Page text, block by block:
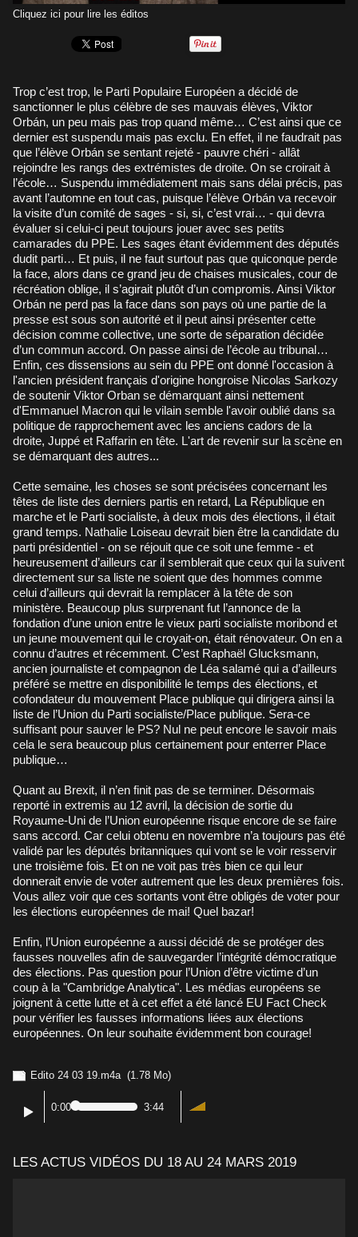
Cliquez ici pour lire les éditos
Trop c’est trop, le Parti Populaire Européen a décidé de
sanctionner le plus célèbre de ses mauvais élèves, Viktor
Orbán, un peu mais pas trop quand même… C’est ainsi que ce
dernier est suspendu mais pas exclu. En effet, il ne faudrait pas
que l’élève Orbán se sentant rejeté - pauvre chéri - allât
rejoindre les rangs des extrémistes de droite. On se croirait à
l’école… Suspendu immédiatement mais sans délai précis, pas
avant l’automne en tout cas, puisque l’élève Orbán va recevoir
la visite d’un comité de sages - si, si, c’est vrai… - qui devra
évaluer si celui-ci peut toujours jouer avec ses petits
camarades du PPE. Les sages étant évidemment des députés
dudit parti… Et puis, il ne faut surtout pas que quiconque perde
la face, alors dans ce grand jeu de chaises musicales, cour de
récréation oblige, il s’agirait plutôt d’un compromis. Ainsi Viktor
Orbán ne perd pas la face dans son pays où une partie de la
presse est sous son autorité et il peut ainsi présenter cette
décision comme collective, une sorte de séparation décidée
d’un commun accord. On passe ainsi de l’école au tribunal…
Enfin, ces dissensions au sein du PPE ont donné l'occasion à
l'ancien président français d'origine hongroise Nicolas Sarkozy
de soutenir Viktor Orban se démarquant ainsi nettement
d'Emmanuel Macron qui le vilain semble l'avoir oublié dans sa
politique de rapprochement avec les anciens cadors de la
droite, Juppé et Raffarin en tête. L'art de revenir sur la scène en
se démarquant des autres...
Cette semaine, les choses se sont précisées concernant les
têtes de liste des derniers partis en retard, La République en
marche et le Parti socialiste, à deux mois des élections, il était
grand temps. Nathalie Loiseau devrait bien être la candidate du
parti présidentiel - on se réjouit que ce soit une femme - et
heureusement d’ailleurs car il semblerait que ceux qui la suivent
directement sur sa liste ne soient que des hommes comme
celui d’ailleurs qui devrait la remplacer à la tête de son
ministère. Beaucoup plus surprenant fut l’annonce de la
fondation d’une union entre le vieux parti socialiste moribond et
un jeune mouvement qui le croyait-on, était rénovateur. On en a
connu d’autres et récemment. C’est Raphaël Glucksmann,
ancien journaliste et compagnon de Léa salamé qui a d’ailleurs
préféré se mettre en disponibilité le temps des élections, et
cofondateur du mouvement Place publique qui dirigera ainsi la
liste de l’Union du Parti socialiste/Place publique. Sera-ce
suffisant pour sauver le PS? Nul ne peut encore le savoir mais
cela le sera beaucoup plus certainement pour enterrer Place
publique…
Quant au Brexit, il n’en finit pas de se terminer. Désormais
reporté in extremis au 12 avril, la décision de sortie du
Royaume-Uni de l’Union européenne risque encore de se faire
sans accord. Car celui obtenu en novembre n’a toujours pas été
validé par les députés britanniques qui vont se le voir resservir
une troisième fois. Et on ne voit pas très bien ce qui leur
donnerait envie de voter autrement que les deux premières fois.
Vous allez voir que ces sortants vont être obligés de voter pour
les élections européennes de mai! Quel bazar!
Enfin, l’Union européenne a aussi décidé de se protéger des
fausses nouvelles afin de sauvegarder l’intégrité démocratique
des élections. Pas question pour l’Union d’être victime d’un
coup à la "Cambridge Analytica". Les médias européens se
joignent à cette lutte et à cet effet a été lancé EU Fact Check
pour vérifier les fausses informations liées aux élections
européennes. On leur souhaite évidemment bon courage!
Edito 24 03 19.m4a (1.78 Mo)
0:00 3:44
LES ACTUS VIDÉOS DU 18 AU 24 MARS 2019